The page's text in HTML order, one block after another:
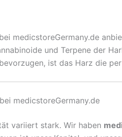
medicstoreGermany.de
und Terpene der
ist das Harz die
medicstoreGermany.de
variiert stark. Wir haben